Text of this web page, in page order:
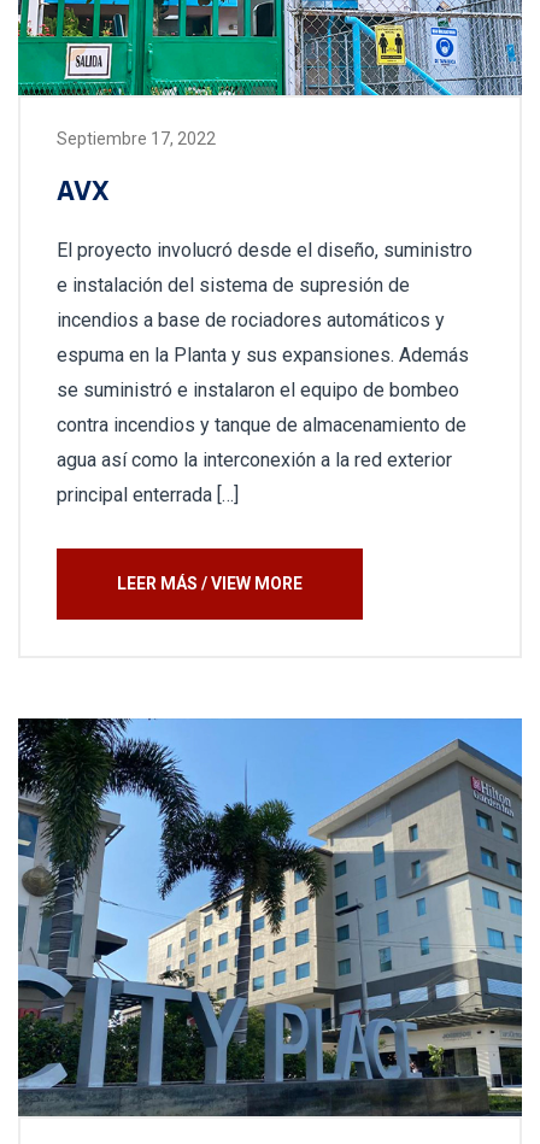
Septiembre 17, 2022
AVX
El proyecto involucró desde el diseño, suministro
e instalación del sistema de supresión de
incendios a base de rociadores automáticos y
espuma en la Planta y sus expansiones. Además
se suministró e instalaron el equipo de bombeo
contra incendios y tanque de almacenamiento de
agua así como la interconexión a la red exterior
principal enterrada […]
LEER MÁS / VIEW MORE